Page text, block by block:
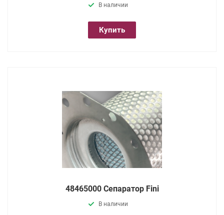
В наличии
Купить
48465000 Сепаратор Fini
В наличии